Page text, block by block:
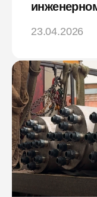
23.04.2026